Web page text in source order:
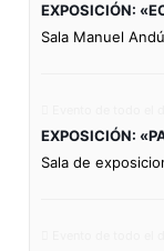
EXPOSICIÓN:
Sala Manuel
EXPOSICIÓN:
Sala de